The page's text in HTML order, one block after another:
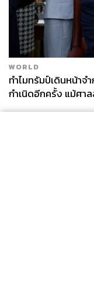
WORLD
ทำไมทรัมป์เดินหน้า
กำเนิดอีกครั้ง แม้ศ